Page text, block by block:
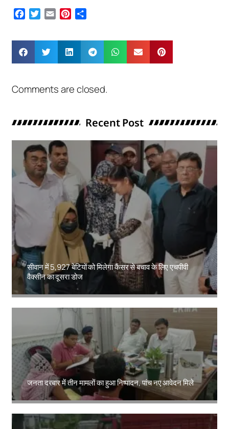
Facebook
Twitter
Email Pinterest
Comments are closed.
Recent Post
सीवान में 5,927 बेटियों को मिलेगा कैंसर से बचाव के लिए एचपीवी
वैक्सीन का दूसरा डोज
Amit Lekh
जनता दरबार में तीन मामलों का हुआ निष्पादन, पांच नए आवेदन मिले
Amit Lekh